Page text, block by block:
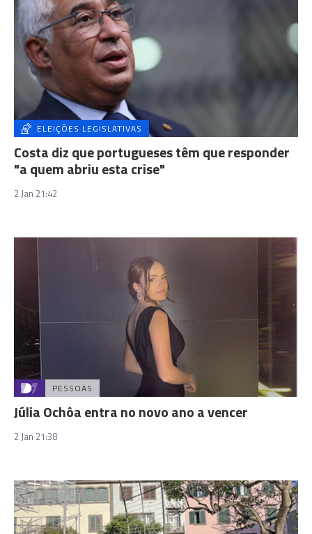
ELEIÇÕES LEGISLATIVAS
Costa diz que portugueses têm que responder
"a quem abriu esta crise"
2 Jan 21:42
PESSOAS
Júlia Ochôa entra no novo ano a vencer
2 Jan 21:38